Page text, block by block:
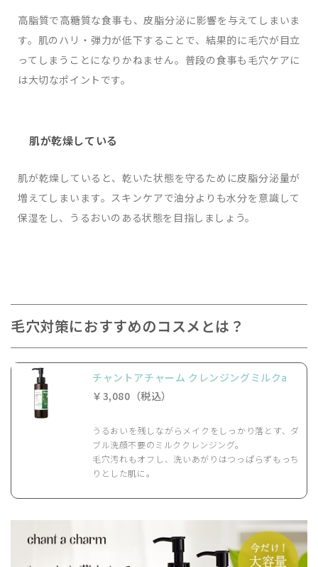
高脂質で高糖質な食事も、皮脂分泌に影響を与えてしまいま
す。肌のハリ・弾力が低下することで、結果的に毛穴が目立
ってしまうことになりかねません。普段の食事も毛穴ケアに
は大切なポイントです。
肌が乾燥している
肌が乾燥していると、乾いた状態を守るために皮脂分泌量が
増えてしまいます。スキンケアで油分よりも水分を意識して
保湿をし、うるおいのある状態を目指しましょう。
毛穴対策におすすめのコスメとは？
チャントアチャーム クレンジングミルクa
￥3,080（税込）
うるおいを残しながらメイクをしっかり落とす、ダ
ブル洗顔不要のミルククレンジング。
毛穴汚れもオフし、洗いあがりはつっぱらずもっち
りとした肌に。